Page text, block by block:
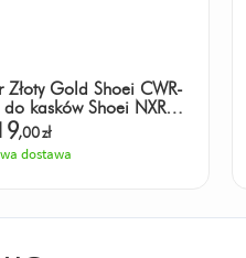
Złoty Gold Shoei CWR-
do kasków Shoei NXR2 /
PRO
,00zł
dostawa